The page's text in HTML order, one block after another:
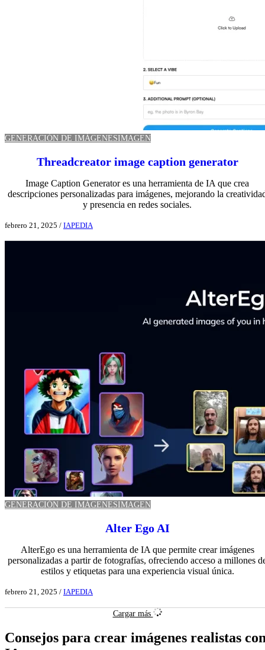
GENERACIÓN DE IMÁGENESIMAGEN
Threadcreator image caption generator
Image Caption Generator es una herramienta de IA que crea
descripciones personalizadas para imágenes, mejorando la
y presencia en redes sociales.
febrero 21, 2025 / IAPEDIA
GENERACIÓN DE IMÁGENESIMAGEN
Alter Ego AI
AlterEgo es una herramienta de IA que permite crear imágenes
personalizadas a partir de fotografías, ofreciendo acceso a millones
estilos y etiquetas para una experiencia visual única.
febrero 21, 2025 / IAPEDIA
Cargar más
Consejos para crear imágenes realistas